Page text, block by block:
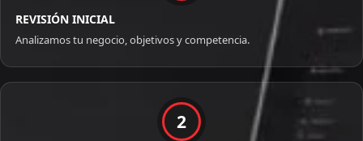
REVISIÓN INICIAL
Analizamos tu negocio, objetivos y competencia.
2